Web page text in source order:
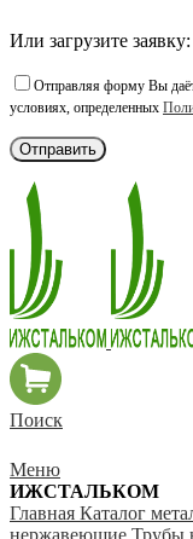
Или загрузите заявку:
Отправляя форму Вы
условиях, определенных
Поиск
Меню
ИЖСТАЛЬКОМ
Главная Каталог